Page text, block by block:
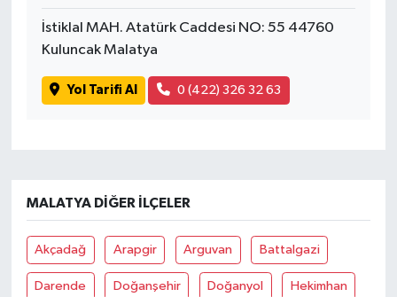
İstiklal MAH. Atatürk Caddesi NO: 55 44760
Kuluncak Malatya
Yol Tarifi Al 0 (422) 326 32 63
MALATYA DIĞER İLÇELER
Akçadağ Arapgir Arguvan Battalgazi
Darende Doğanşehir Doğanyol Hekimhan